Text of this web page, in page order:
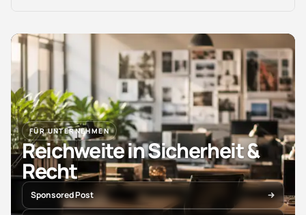
FÜR UNTERNEHMEN
Reichweite in Sicherheit &
Recht
Sponsored Post